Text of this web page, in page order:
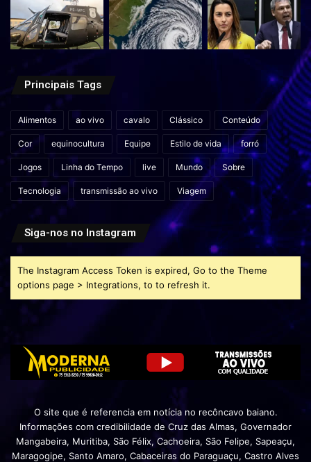
Principais Tags
Alimentos ao vivo cavalo Clássico Conteúdo
Cor equinocultura Equipe Estilo de vida forró
Jogos Linha do Tempo live Mundo Sobre
Tecnologia transmissão ao vivo Viagem
Siga-nos no Instagram
The Instagram Access Token is expired, Go to the Theme
options page > Integrations, to to refresh it.
O site que é referencia em notícia no recôncavo baiano.
Informações com credibilidade de Cruz das Almas, Governador
Mangabeira, Muritiba, São Félix, Cachoeira, São Felipe, Sapeaçu,
Maragogipe, Santo Amaro, Cabaceiras do Paraguaçu, Castro Alves